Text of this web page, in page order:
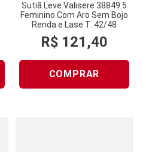
Sutiã Leve Valisere 38849.5
Feminino Com Aro Sem Bojo
Renda e Lase T. 42/48
R$ 121 ,40
COMPRAR